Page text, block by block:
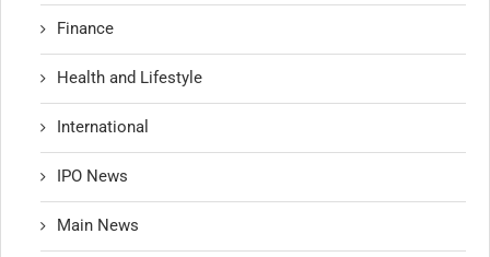
Finance
Health and Lifestyle
International
IPO News
Main News